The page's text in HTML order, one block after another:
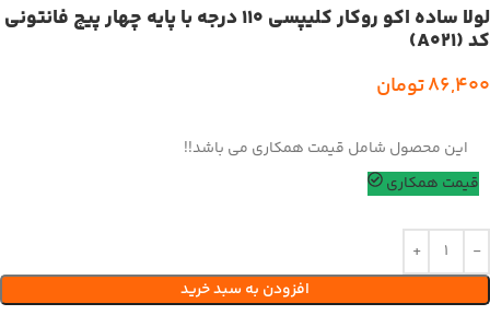
لولا ساده اکو روکار کلیپسی 110 درجه با پایه چهار پیچ فانتونی
کد (A021)
86,400تومان
این محصول شامل قیمت همکاری می باشد!!
قیمت همکاری
افزودن به سبد خرید